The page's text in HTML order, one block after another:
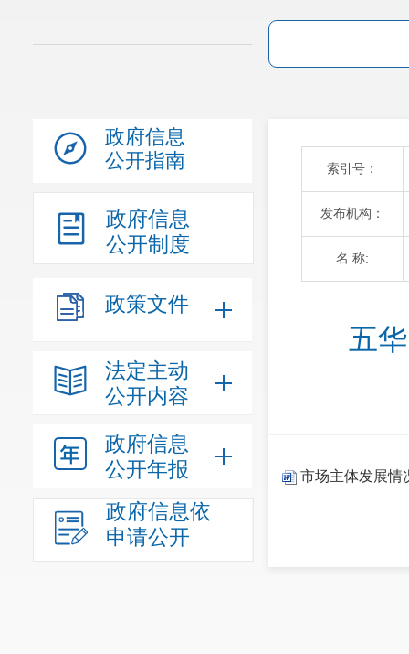
政府信息
公开指南
政府信息
公开制度
政策文件
法定主动
公开内容
政府信息
公开年报
政府信息依
申请公开
索引号：
发布机构：
名 称:
五
市场主体发展情